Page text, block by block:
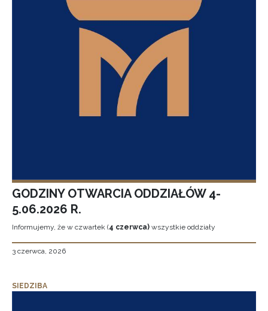
GODZINY OTWARCIA ODDZIAŁÓW 4-
5.06.2026 R.
Informujemy, że w czwartek (4 czerwca) wszystkie oddziały
3 czerwca, 2026
SIEDZIBA